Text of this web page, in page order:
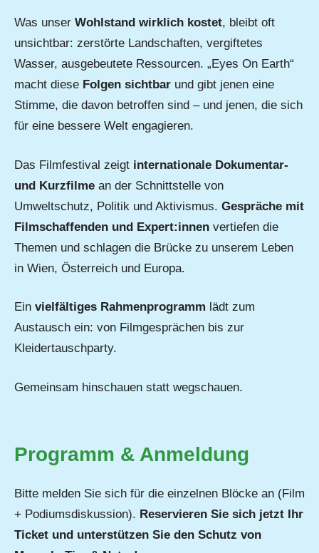
Was unser Wohlstand wirklich kostet, bleibt oft
unsichtbar: zerstörte Landschaften, vergiftetes
Wasser, ausgebeutete Ressourcen. „Eyes On Earth“
macht diese Folgen sichtbar und gibt jenen eine
Stimme, die davon betroffen sind – und jenen, die sich
für eine bessere Welt engagieren.
Das Filmfestival zeigt internationale Dokumentar-
und Kurzfilme an der Schnittstelle von
Umweltschutz, Politik und Aktivismus. Gespräche mit
Filmschaffenden und Expert:innen vertiefen die
Themen und schlagen die Brücke zu unserem Leben
in Wien, Österreich und Europa.
Ein vielfältiges Rahmenprogramm lädt zum
Austausch ein: von Filmgesprächen bis zur
Kleidertauschparty.
Gemeinsam hinschauen statt wegschauen.
Programm & Anmeldung
Bitte melden Sie sich für die einzelnen Blöcke an (Film
+ Podiumsdiskussion). Reservieren Sie sich jetzt Ihr
Ticket und unterstützen Sie den Schutz von